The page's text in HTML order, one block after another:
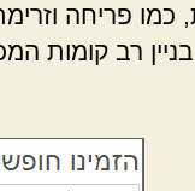
פריחה
רב קומות